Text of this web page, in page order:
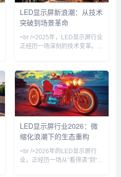
品的价格却跌破历史冰点——这
预示着行业正从“拼规模”转向“拼
技术”的新阶段。<br /><br /><br
LED显示屏新浪潮：从技术
突破到场景革命
<br />2025年，LED显示屏行业
正经历一场深刻的技术变革。从
的Micro LED，技术路径的竞争
愈发激烈。多家头部企业已在
COB产线上实现规模化量产，
良率与成本控制取得关键突破，
使得P1.0以下的小间距产品不再
是高端市场的专属。与此同时，
Micro LED虽然尚未完全跨越巨
量转移与修复的成本门槛，但在
景已
LED显示屏行业2026：微
缩化浪潮下的生态重构
<br />2026年的LED显示屏行
业，正经历一场从“看得清”到“看